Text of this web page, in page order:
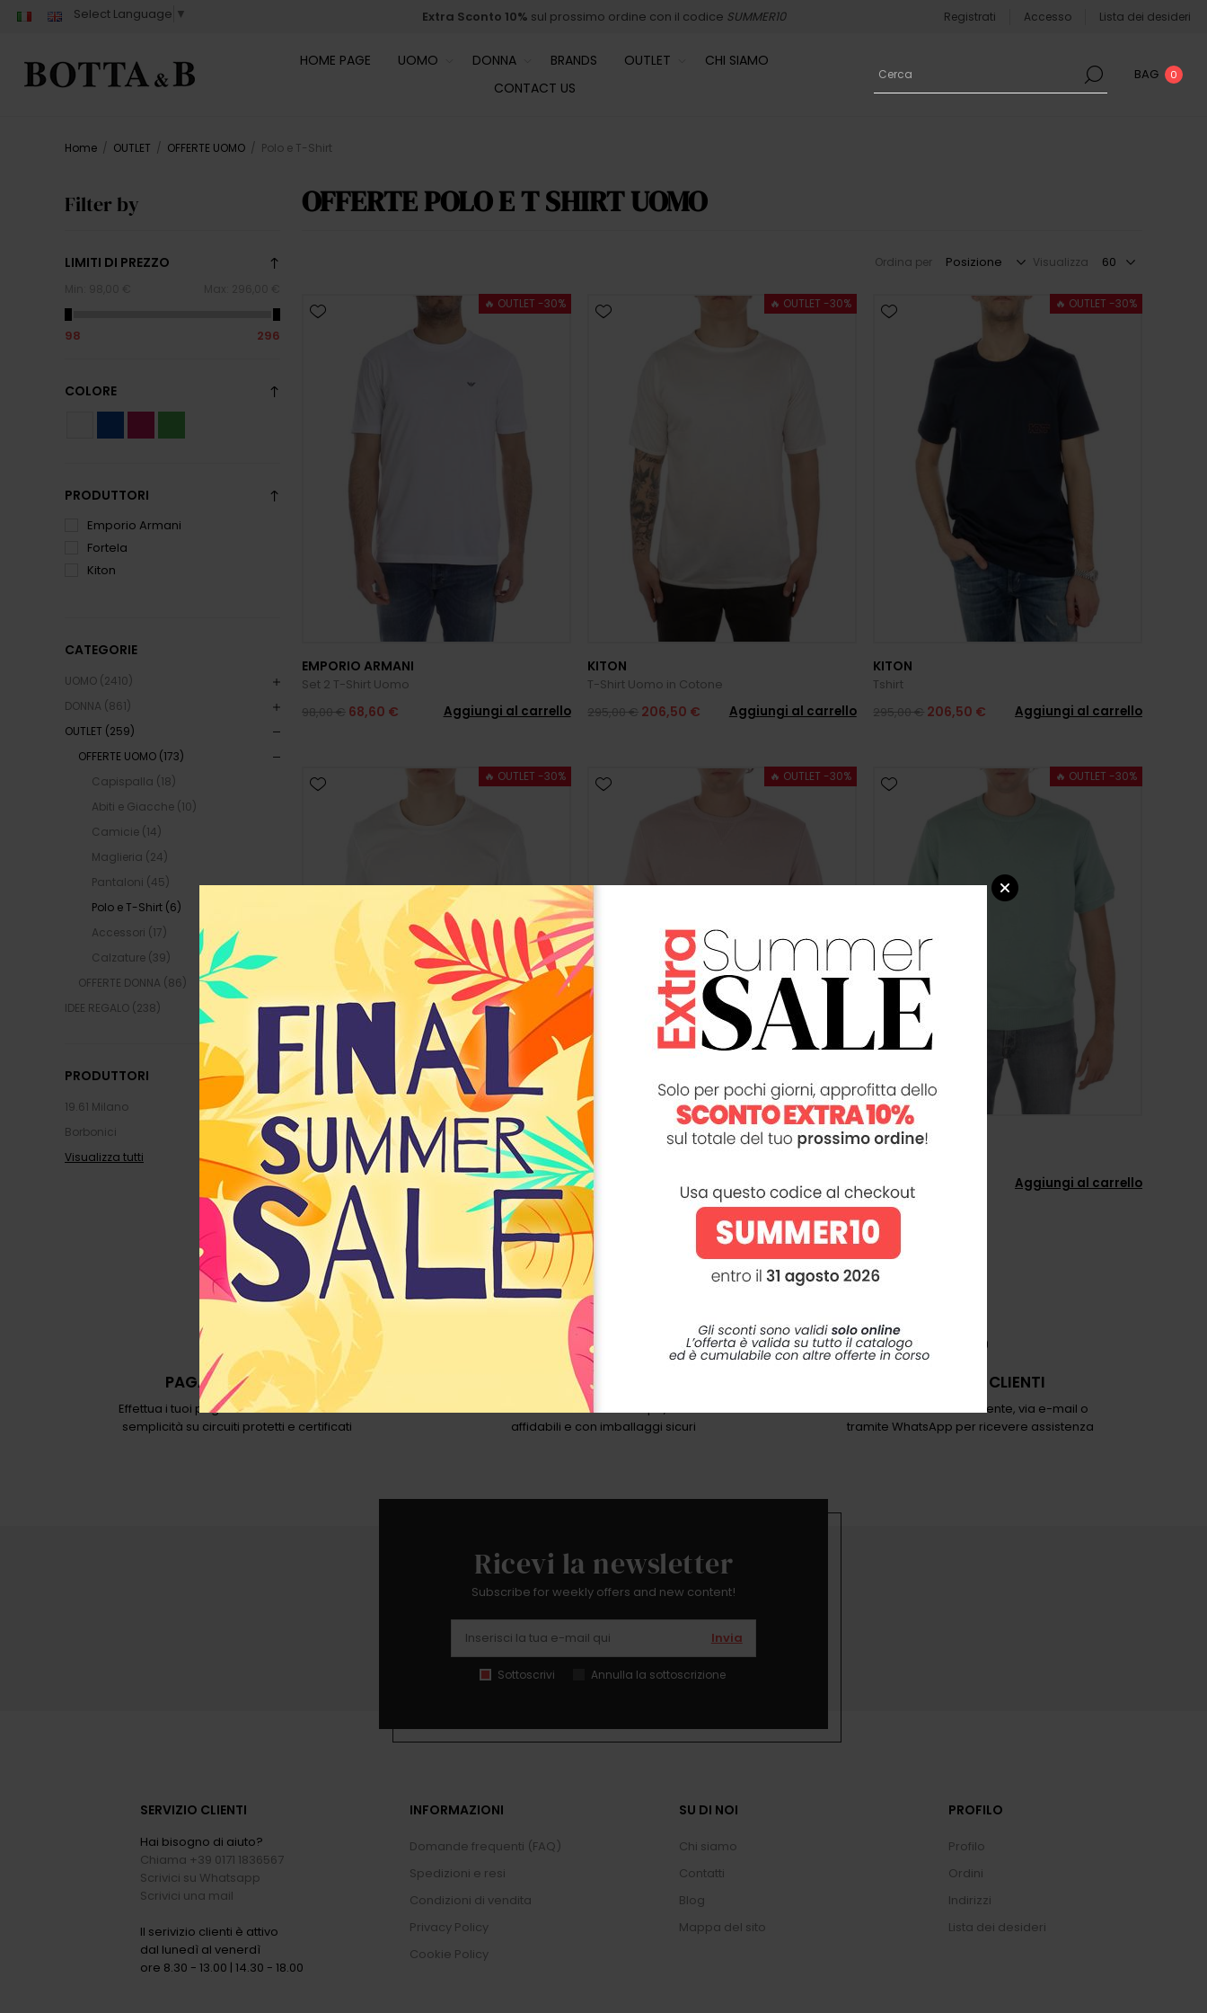
Select Language ▼ Extra Sconto 10% sul prossimo ordine con il codice SUMMER10 Registrati Accesso Lista dei desideri
HOME PAGE UOMO DONNA BRANDS OUTLET
CHI SIAMO
CONTACT US
BAG 0
Home / OUTLET / OFFERTE UOMO / Polo e T-Shirt
Filter by
LIMITI DI PREZZO
98 296
COLORE
PRODUTTORI
Emporio Armani
Fortela
Kiton
CATEGORIE
UOMO (2410)
DONNA (861)
OUTLET (259)
OFFERTE UOMO (173)
Capispalla (18)
Abiti e Giacche (10)
Camicie (14)
Maglieria (24)
Pantaloni (45)
Polo e T-Shirt (6)
Accessori (17)
Calzature (39)
OFFERTE DONNA (86)
IDEE REGALO (238)
PRODUTTORI
19.61 Milano
Borbonici
Visualizza tutti
OFFERTE POLO E T SHIRT UOMO
Ordina per Visualizza
🔥 OUTLET -30%
EMPORIO ARMANI
Set 2 T-Shirt Uomo
98,00 € 68,60 € Aggiungi al carrello
🔥 OUTLET -30%
KITON
T-Shirt Uomo in Cotone
295,00 € 206,50 € Aggiungi al carrello
🔥 OUTLET -30%
KITON
Tshirt
295,00 € 206,50 € Aggiungi al carrello
🔥 OUTLET -30%
KITON
Tshirt
295,00 €206,50 € Aggiungi al carrello
🔥 OUTLET -30%
Sweatshirt
189,00 €
132,30 € Aggiungi al carrello
🔥 OUTLET -30%
FORTELA
189,00 €
Aggiungi al carrello
PAGAMENTI SICURI
Effettua i tuoi pagamenti con sicurezza e
semplicità su circuiti protetti e certificati
SPEDIZIONI RAPIDE
Ricevi i tuoi ordini in breve tempo, con corrieri
affidabili e con imballaggi sicuri
ASSISTENZA CLIENTI
Contattaci telefonicamente, via e-mail o
tramite WhatsApp per ricevere assistenza
Ricevi la newsletter
Subscribe for weekly offers and new content!
Invia
Sottoscrivi Annulla la sottoscrizione
SERVIZIO CLIENTI
Hai bisogno di aiuto?
Chiama +39 0171 1836567
Scrivici su Whatsapp
Scrivici una mail
Il serivizio clienti è attivo
dal lunedì al venerdì
ore 8.30 - 13.00 | 14.30 - 18.00
INFORMAZIONI
Domande frequenti (FAQ)
Spedizioni e resi
Condizioni di vendita
Privacy Policy
Cookie Policy
SU DI NOI
Chi siamo
Contatti
Blog
Mappa del sito
PROFILO
Profilo
Ordini
Indirizzi
Lista dei desideri